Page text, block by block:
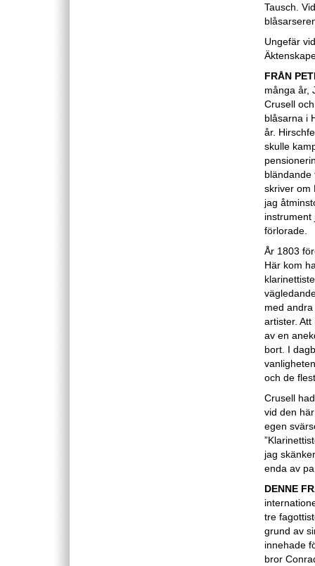
Tausch.
Ungefär
FRÅN
många år,
Crusell
blåsarna i
år.
skulle
bländande
skriver om
jag
instrument
förlorade.
År 1803
Här kom
med
artister.
av en
bort. I
och de
Crusell
vid den
egen
jag
enda av
DENNE
tre
grund av
innehade
bror